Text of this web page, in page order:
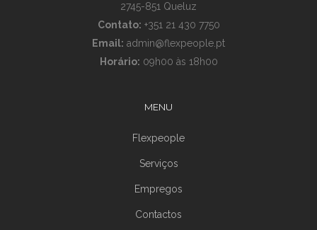
2745-851 Queluz
Contato: +351 21 430 7750
Email: admin@flexpeople.pt
Horário: 09h00 às 18h00
MENU
Flexpeople
Serviços
Empregos
Contactos